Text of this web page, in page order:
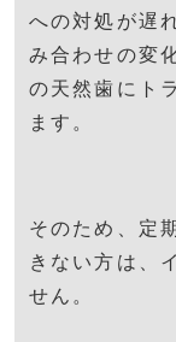
への対処が遅
み合わせの変
の天然歯にト
ます。
そのため、定
きない方は、
せん。